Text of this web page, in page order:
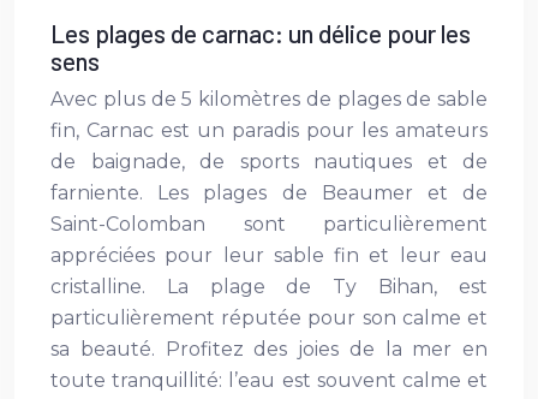
Les plages de carnac: un délice pour les
sens
Avec plus de 5 kilomètres de plages de sable
fin, Carnac est un paradis pour les amateurs
de baignade, de sports nautiques et de
farniente. Les plages de Beaumer et de
Saint-Colomban sont particulièrement
appréciées pour leur sable fin et leur eau
cristalline. La plage de Ty Bihan, est
particulièrement réputée pour son calme et
sa beauté. Profitez des joies de la mer en
toute tranquillité: l’eau est souvent calme et